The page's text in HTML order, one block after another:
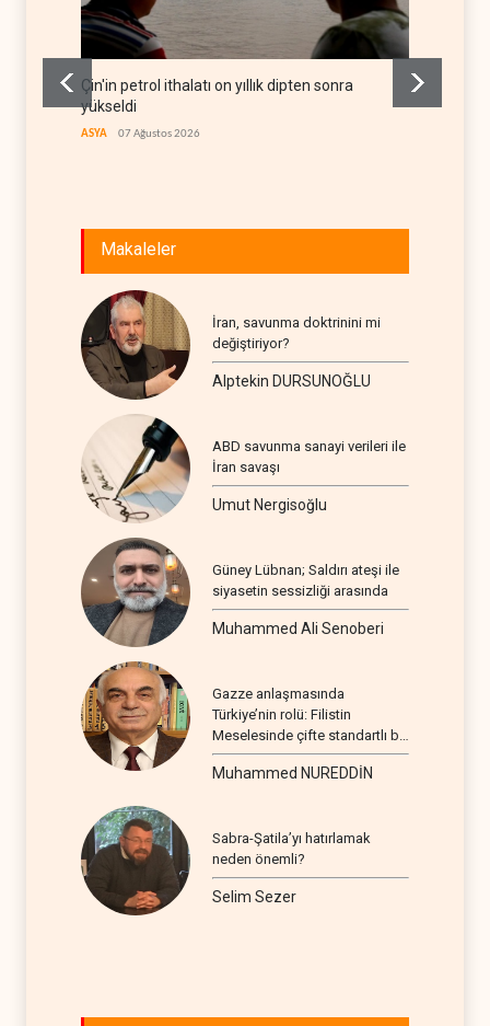
Çin'in petrol ithalatı on yıllık dipten sonra
yükseldi
ASYA 07 Ağustos 2026
Makaleler
İran, savunma doktrinini mi
değiştiriyor?
Alptekin DURSUNOĞLU
ABD savunma sanayi verileri ile
İran savaşı
Umut Nergisoğlu
Güney Lübnan; Saldırı ateşi ile
siyasetin sessizliği arasında
Muhammed Ali Senoberi
Gazze anlaşmasında
Türkiye’nin rolü: Filistin
Meselesinde çifte standartlı bir
seyir
Muhammed NUREDDİN
Sabra-Şatila’yı hatırlamak
neden önemli?
Selim Sezer